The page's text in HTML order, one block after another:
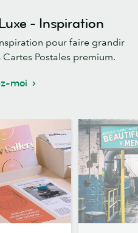
- Inspiration
pour faire grandir
Postales premium.
moi